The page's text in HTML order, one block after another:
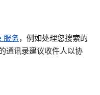
服务，例如处理您搜索的
通讯录建议收件人以协